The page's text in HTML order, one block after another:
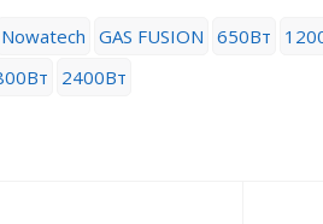
Nowatech GAS FUSION 650Вт
2400Вт